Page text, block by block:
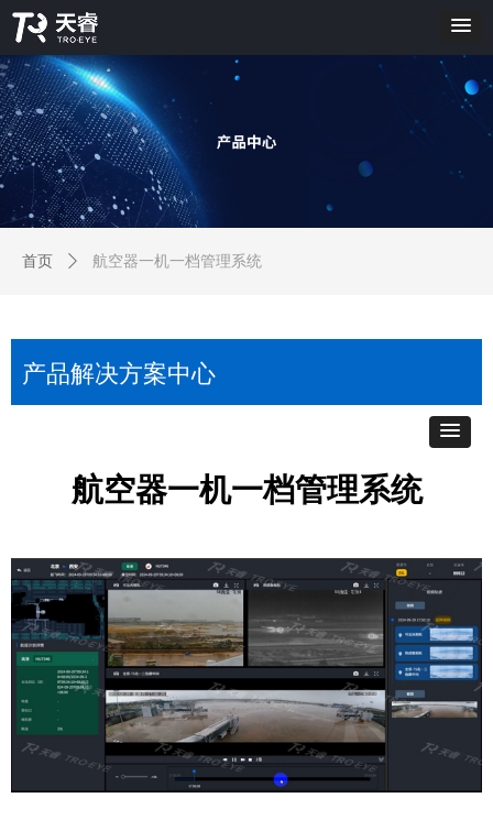
产品解决方案中心
航空器一机一档管理系统
首页 ꄲ 航空器一机一档管理系统